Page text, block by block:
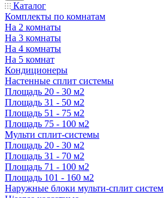
Каталог
Комплекты по комнатам
На 2 комнаты
На 3 комнаты
На 4 комнаты
На 5 комнат
Кондиционеры
Настенные сплит системы
Площадь 20 - 30 м2
Площадь 31 - 50 м2
Площадь 51 - 75 м2
Площадь 75 - 100 м2
Мульти сплит-системы
Площадь 20 - 30 м2
Площадь 31 - 70 м2
Площадь 71 - 100 м2
Площадь 101 - 160 м2
Наружные блоки мульти-сплит систем